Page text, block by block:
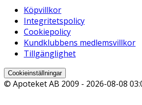
Köpvillkor
Integritetspolicy
Cookiepolicy
Kundklubbens medlemsvillkor
Tillgänglighet
Cookieinställningar
© Apoteket AB 2009 - 2026-08-08